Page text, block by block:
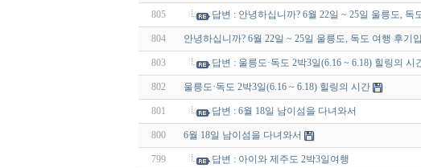
805 답변 : 안녕하십니까? 6월 22일 ~ 25일 울릉도, 독
804 안녕하십니까? 6월 22일 ~ 25일 울릉도, 독도 여행 후기
803 답변 : 울릉도·독도 2박3일(6.16 ~ 6.18) 힐링의 시
802 울릉도·독도 2박3일(6.16 ~ 6.18) 힐링의 시간
801 답변 : 6월 18일 남이섬을 다녀와서
800 6월 18일 남이섬을 다녀와서
799 답변 : 아이와 제주도 2박3일여행